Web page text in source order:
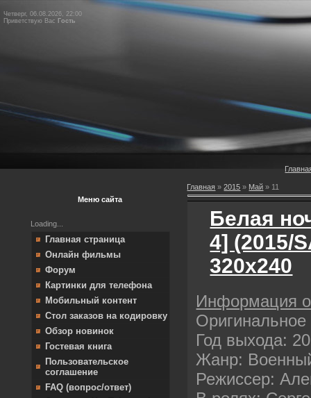
Четверг, 06.08.2026, 22:00
Приветствую Вас Гость
Меню сайта
Loading...
Главная страница
Онлайн фильмы
Форум
Картинки для телефона
Мобильный контент
Стол заказов на кодировку
Обзор новинок
Гостевая книга
Пользовательское
соглашение
FAQ (вопрос/ответ)
Главная »2015 » Май » 11
Белая
4] (2015/
320х240
Информация
Год выхода:
Жанр:
Режиссер: